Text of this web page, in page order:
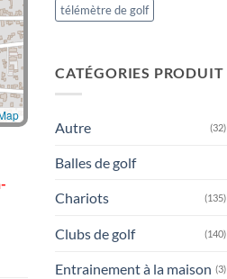
télémètre de golf
CATÉGORIES PRODUIT
Autre (32)
Balles de golf
Chariots (135)
Clubs de golf (140)
Entrainement à la maison (3)